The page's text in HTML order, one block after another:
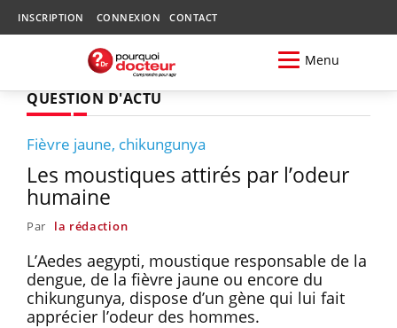
INSCRIPTION CONNEXION CONTACT
Menu
QUESTION D'ACTU
Fièvre jaune, chikungunya
Les moustiques attirés par l’odeur
humaine
Par la rédaction
L’Aedes aegypti, moustique responsable de la
dengue, de la fièvre jaune ou encore du
chikungunya, dispose d’un gène qui lui fait
apprécier l’odeur des hommes.